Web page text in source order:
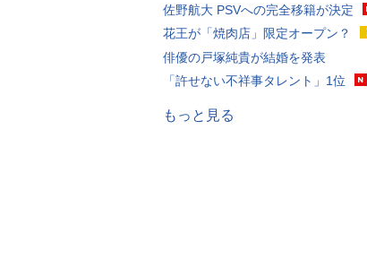
佐野航大 PSVへの完全移籍が決定
花王が「焼肉店」限定オープン？
俳優の戸塚純貴が結婚を発表
「許せない不祥事タレント」1位
もっと見る